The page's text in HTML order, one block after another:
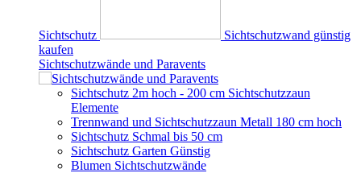
Sichtschutz
Sichtschutzwand günstig
kaufen
Sichtschutzwände und Paravents
Sichtschutz 2m hoch - 200 cm Sichtschutzzaun
Elemente
Trennwand und Sichtschutzzaun Metall 180 cm hoch
Sichtschutz Schmal bis 50 cm
Sichtschutz Garten Günstig
Blumen Sichtschutzwände